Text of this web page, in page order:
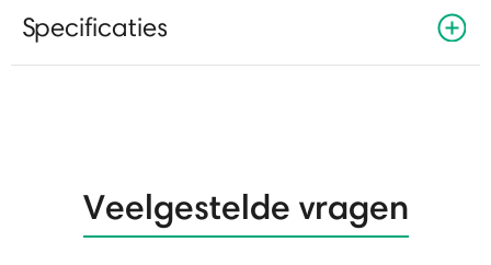
Specificaties
Veelgestelde vragen